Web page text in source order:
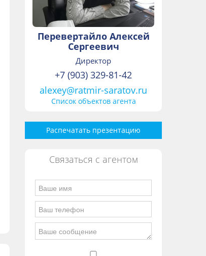
Перевертайло Алексей
Сергеевич
Директор
+7 (903) 329-81-42
alexey@ratmir-saratov.ru
Список объектов агента
Распечатать презентацию
Связаться с агентом